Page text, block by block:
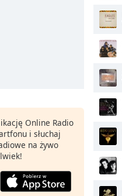
Online Radio
i słuchaj
na żywo